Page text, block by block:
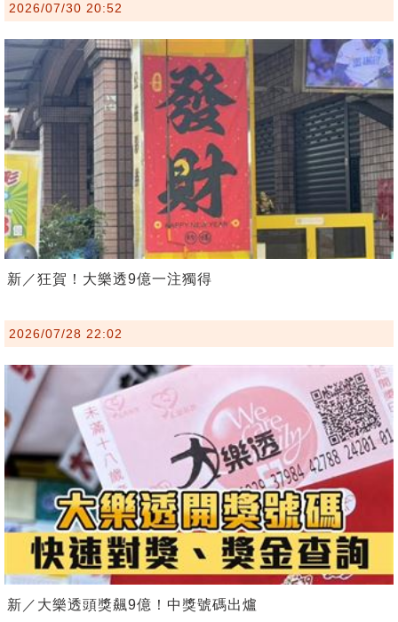
2026/07/30 20:52
新／狂賀！大樂透9億一注獨得
2026/07/28 22:02
新／大樂透頭獎飆9億！中獎號碼出爐